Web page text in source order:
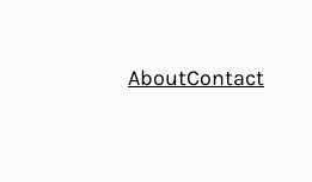
AboutContact